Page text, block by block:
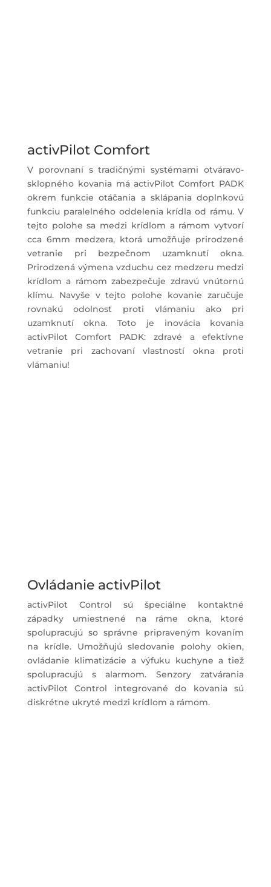
activPilot Comfort
V porovnaní s tradičnými systémami otváravo-
sklopného kovania má activPilot Comfort PADK
okrem funkcie otáčania a sklápania doplnkovú
funkciu paralelného oddelenia krídla od rámu. V
tejto polohe sa medzi krídlom a rámom vytvorí
cca 6mm medzera, ktorá umožňuje prirodzené
vetranie pri bezpečnom uzamknutí okna.
Prirodzená výmena vzduchu cez medzeru medzi
krídlom a rámom zabezpečuje zdravú vnútornú
klímu. Navyše v tejto polohe kovanie zaručuje
rovnakú odolnosť proti vlámaniu ako pri
uzamknutí okna. Toto je inovácia kovania
activPilot Comfort PADK: zdravé a efektívne
vetranie pri zachovaní vlastností okna proti
vlámaniu!
Ovládanie activPilot
activPilot Control sú špeciálne kontaktné
západky umiestnené na ráme okna, ktoré
spolupracujú so správne pripraveným kovaním
na krídle. Umožňujú sledovanie polohy okien,
ovládanie klimatizácie a výfuku kuchyne a tiež
spolupracujú s alarmom. Senzory zatvárania
activPilot Control integrované do kovania sú
diskrétne ukryté medzi krídlom a rámom.